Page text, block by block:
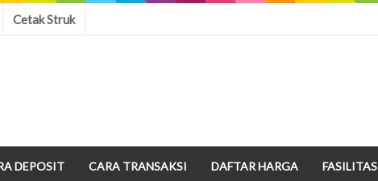
Cetak Struk
DEPOSIT CARA TRANSAKSI DAFTAR HARGA FASILITAS